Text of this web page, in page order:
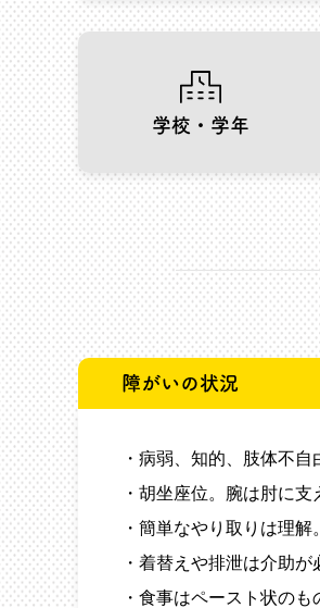
学校・学年
障がいの状況
・病弱、知的、肢体不
・胡坐座位。腕は肘に
・簡単なやり取りは理
・着替えや排泄は介助が
・食事はペースト状の